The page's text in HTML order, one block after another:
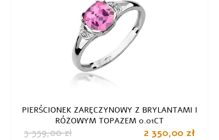
PIERŚCIONEK ZARĘCZYNOWY Z BRYLANTAMI I
RÓŻOWYM TOPAZEM 0.01CT
3 359,00 zł 2 350,00 zł